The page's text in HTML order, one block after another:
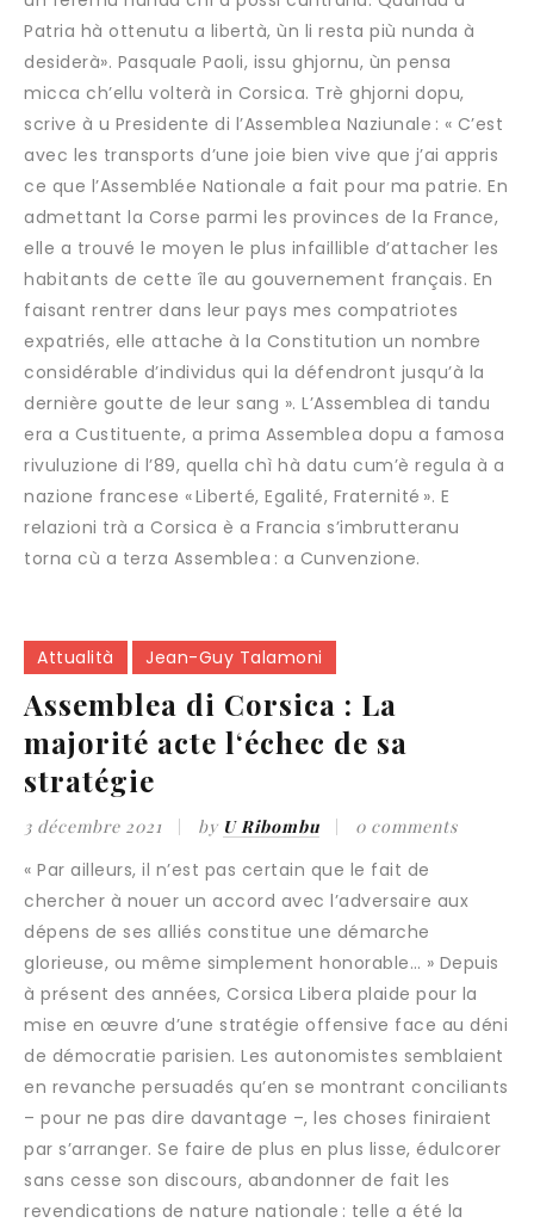
Patria hà ottenutu a libertà, ùn li resta più nunda à
desiderà». Pasquale Paoli, issu ghjornu, ùn pensa
micca ch’ellu volterà in Corsica. Trè ghjorni dopu,
scrive à u Presidente di l’Assemblea Naziunale : « C’est
avec les transports d’une joie bien vive que j’ai appris
ce que l’Assemblée Nationale a fait pour ma patrie. En
admettant la Corse parmi les provinces de la France,
elle a trouvé le moyen le plus infaillible d’attacher les
habitants de cette île au gouvernement français. En
faisant rentrer dans leur pays mes compatriotes
expatriés, elle attache à la Constitution un nombre
considérable d’individus qui la défendront jusqu’à la
dernière goutte de leur sang ». L’Assemblea di tandu
era a Custituente, a prima Assemblea dopu a famosa
rivuluzione di l’89, quella chì hà datu cum’è regula à a
nazione francese « Liberté, Egalité, Fraternité ». E
relazioni trà a Corsica è a Francia s’imbrutteranu
torna cù a terza Assemblea : a Cunvenzione.
Attualità Jean-Guy Talamoni
Assemblea di Corsica : La
majorité acte l‘échec de sa
stratégie
3 décembre 2021 by U Ribombu 0 comments
« Par ailleurs, il n’est pas certain que le fait de
chercher à nouer un accord avec l’adversaire aux
dépens de ses alliés constitue une démarche
glorieuse, ou même simplement honorable… » Depuis
à présent des années, Corsica Libera plaide pour la
mise en œuvre d’une stratégie offensive face au déni
de démocratie parisien. Les autonomistes semblaient
en revanche persuadés qu’en se montrant conciliants
– pour ne pas dire davantage –, les choses finiraient
par s’arranger. Se faire de plus en plus lisse, édulcorer
sans cesse son discours, abandonner de fait les
revendications de nature nationale : telle a été la